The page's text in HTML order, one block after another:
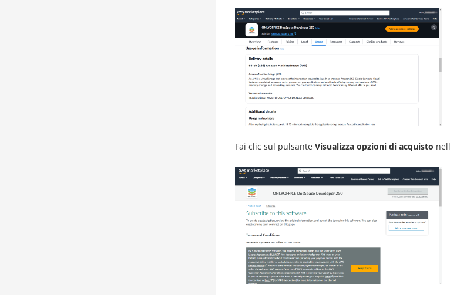
Fai clic sul pulsante Visualizza opzioni di acquisto